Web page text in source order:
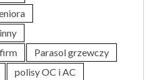
Parasol grzewczy
polisy OC i AC